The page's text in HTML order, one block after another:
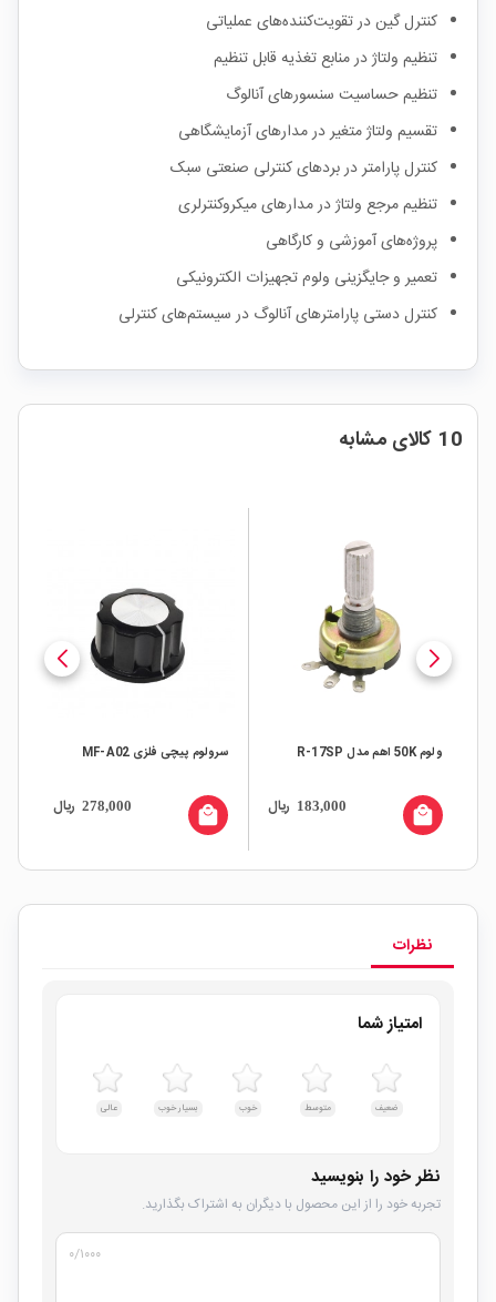
کنترل گین در تقویت‌کننده‌های عملیاتی
تنظیم ولتاژ در منابع تغذیه قابل تنظیم
تنظیم حساسیت سنسورهای آنالوگ
تقسیم ولتاژ متغیر در مدارهای آزمایشگاهی
کنترل پارامتر در بردهای کنترلی صنعتی سبک
تنظیم مرجع ولتاژ در مدارهای میکروکنترلری
پروژه‌های آموزشی و کارگاهی
تعمیر و جایگزینی ولوم تجهیزات الکترونیکی
کنترل دستی پارامترهای آنالوگ در سیستم‌های کنترلی
10 کالای مشابه
ولوم 50K اهم مدل R-17SP
183,000 ریال local_mall
سرولوم پیچی فلزی MF-A02
278,000 ریال local_mall
نظرات
امتیاز شما
ضعیف متوسط خوب بسیار خوب عالی
نظر خود را بنویسید
تجربه خود را از این محصول با دیگران به اشتراک بگذارید.
۰/۱۰۰۰